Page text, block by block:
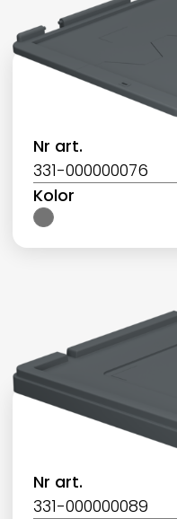
Nr art.
331-000000076
Kolor
Nr art.
331-000000089